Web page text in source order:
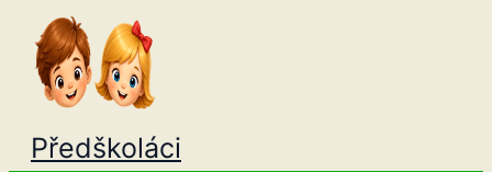
Přeskočit
obsah
Předškoláci